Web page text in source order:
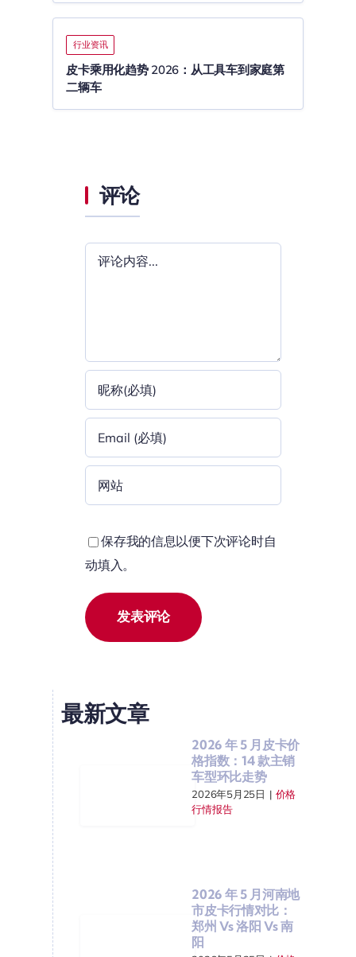
行业资讯
皮卡乘用化趋势 2026：从工具车到家庭第
二辆车
评论
保存我的信息以便下次评论时自
动填入。
最新文章
2026 年 5 月皮卡价
格指数：14 款主销
车型环比走势
2026年5月25日 | 价格
行情报告
2026 年 5 月河南地
市皮卡行情对比：
郑州 Vs 洛阳 Vs 南
阳